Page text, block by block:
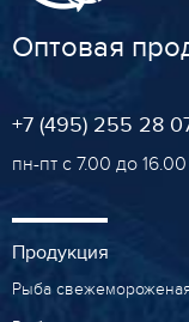
Оптовая
+7 (495) 255 28
пн-пт с 7.00 до 16.00
Продукция
Рыба